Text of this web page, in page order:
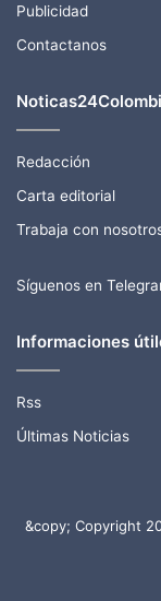
Publicidad
Contactanos
Redacción
Carta editorial
Trabaja con
Síguenos en
Informaciones
Rss
Últimas Noticias
&copy; Copyright